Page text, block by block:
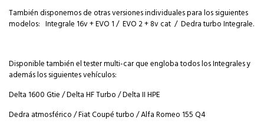
También disponemos de otras versiones individuales para los siguientes
modelos: Integrale 16v + EVO 1 / EVO 2 + 8v cat / Dedra turbo Integrale.
Disponible también el tester multi-car que engloba todos los Integrales y
además los siguientes vehículos:
Delta 1600 Gtie / Delta HF Turbo / Delta II HPE
Dedra atmosférico /Fiat Coupé turbo /Alfa Romeo 155 Q4